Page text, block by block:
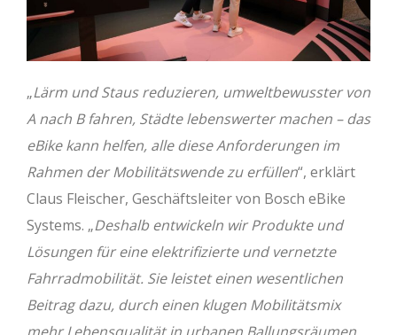
„Lärm und Staus reduzieren, umweltbewusster von
A nach B fahren, Städte lebenswerter machen – das
eBike kann helfen, alle diese Anforderungen im
Rahmen der Mobilitätswende zu erfüllen“, erklärt
Claus Fleischer, Geschäftsleiter von Bosch eBike
Systems. „Deshalb entwickeln wir Produkte und
Lösungen für eine elektrifizierte und vernetzte
Fahrradmobilität. Sie leistet einen wesentlichen
Beitrag dazu, durch einen klugen Mobilitätsmix